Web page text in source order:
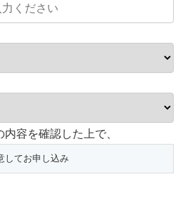
内容を確認した上で、